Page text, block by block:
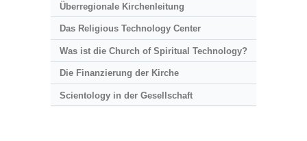
Überregionale Kirchenleitung
Das Religious Technology Center
Was ist die Church of Spiritual Technology?
Die Finanzierung der Kirche
Scientology in der Gesellschaft